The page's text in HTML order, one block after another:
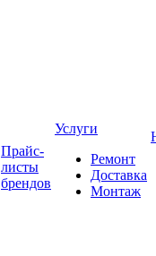
Прайс-
листы
брендов
Услуги
Ремонт
Доставка
Монтаж